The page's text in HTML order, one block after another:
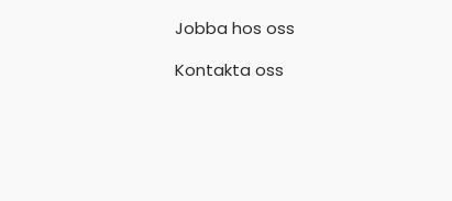
Jobba hos oss
Kontakta oss